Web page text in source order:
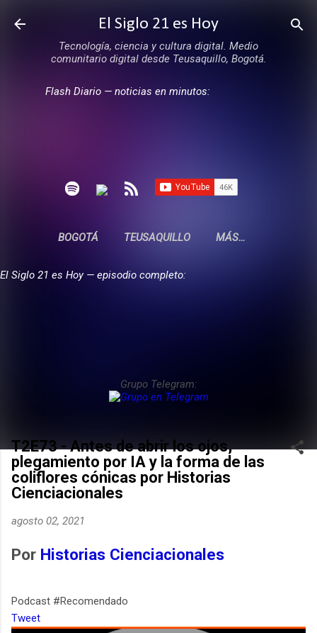
Ir al contenido principal
El Siglo 21 es Hoy
Tecnología, ciencia y cultura digital. Medio
comunitario digital desde Teusaquillo, Bogotá.
Flash Diario — noticias en minutos:
BOGOTÁ TEUSAQUILLO MÁS…
El Siglo 21 es Hoy — episodio completo:
Grupo Telegram:
T2E73 - Antes de abrir los ojos,
plegamiento por IA y la forma de las
coliflores cónicas por Historias
Cienciacionales
agosto 02, 2021
Por Historias Cienciacionales
Podcast #Recomendado
Tweet